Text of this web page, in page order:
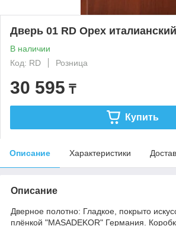
Дверь 01 RD Орех италианский
В наличии
Код: RD
Розница
30 595 ₸
Купить
Описание Характеристики
Описание
Дверное полотно: Гладкое, покрыто
плёнкой "MASADEKOR" Германия.